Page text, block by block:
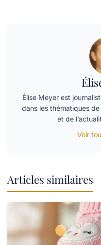
Élise Meyer est
dans les thématiques
et de
Voir
Articles similaires